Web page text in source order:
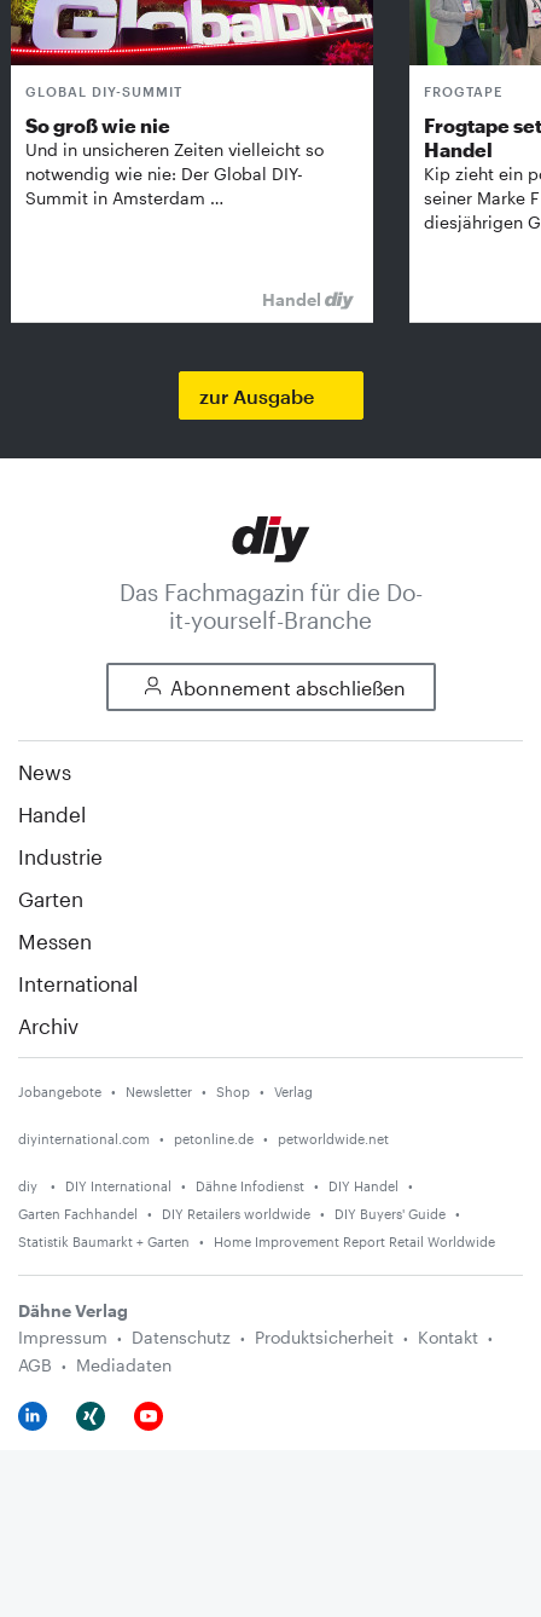
GLOBAL DIY-SUMMIT
So groß wie nie
Und in unsicheren Zeiten vielleicht so
notwendig wie nie: Der Global DIY-
Summit in Amsterdam …
Handel
FROGTAPE
Frogtape
Handel
Kip zieht ein
seiner Marke
diesjährigen
zur Ausgabe
Das Fachmagazin für die Do-
it-yourself-Branche
Abonnement abschließen
News
Handel
Industrie
Garten
Messen
International
Archiv
Jobangebote Newsletter Shop Verlag
diyinternational.com petonline.de petworldwide.net
diy DIY International Dähne Infodienst
DIY Handel
Garten Fachhandel
DIY Retailers worldwide
DIY Buyers' Guide
Statistik Baumarkt + Garten
Home Improvement Report Retail Worldwide
Dähne Verlag
Impressum
Datenschutz Produktsicherheit
Kontakt
AGB
Mediadaten